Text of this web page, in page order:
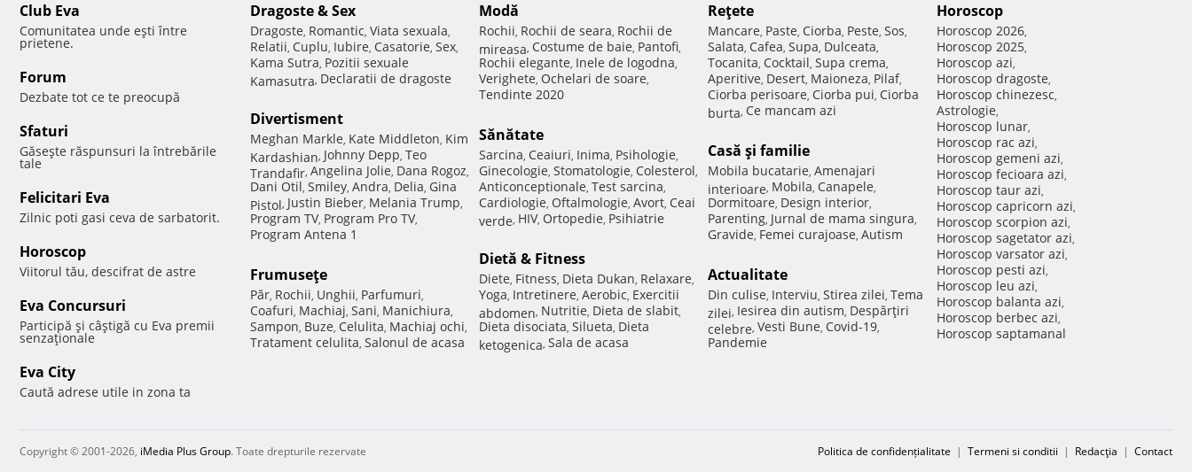
Club Eva
Comunitatea unde eşti între
prietene.
Forum
Dezbate tot ce te preocupă
Sfaturi
Găseşte răspunsuri la întrebările
tale
Felicitari Eva
Zilnic poti gasi ceva de sarbatorit.
Horoscop
Viitorul tău, descifrat de astre
Eva Concursuri
Participă şi câştigă cu Eva premii
senzaţionale
Eva City
Caută adrese utile in zona ta
Dragoste & Sex
Dragoste, Romantic, Viata sexuala,
Relatii, Cuplu, Iubire, Casatorie, Sex,
Kama Sutra, Pozitii sexuale
Kamasutra, Declaratii de dragoste
Divertisment
Meghan Markle, Kate Middleton, Kim
Kardashian, Johnny Depp, Teo
Trandafir, Angelina Jolie, Dana Rogoz,
Dani Otil, Smiley, Andra, Delia, Gina
Pistol, Justin Bieber, Melania Trump,
Program TV, Program Pro TV,
Program Antena 1
Frumuseţe
Păr, Rochii, Unghii, Parfumuri,
Coafuri, Machiaj, Sani, Manichiura,
Sampon, Buze, Celulita, Machiaj ochi,
Tratament celulita, Salonul de acasa
Modă
Rochii, Rochii de seara, Rochii de
mireasa, Costume de baie, Pantofi,
Rochii elegante, Inele de logodna,
Verighete, Ochelari de soare,
Tendinte 2020
Sănătate
Sarcina, Ceaiuri, Inima, Psihologie,
Ginecologie, Stomatologie, Colesterol,
Anticonceptionale, Test sarcina,
Cardiologie, Oftalmologie, Avort, Ceai
verde, HIV, Ortopedie, Psihiatrie
Dietă & Fitness
Diete, Fitness, Dieta Dukan, Relaxare,
Yoga, Intretinere, Aerobic, Exercitii
abdomen, Nutritie, Dieta de slabit,
Dieta disociata, Silueta, Dieta
ketogenica, Sala de acasa
Reţete
Mancare, Paste, Ciorba, Peste, Sos,
Salata, Cafea, Supa, Dulceata,
Tocanita, Cocktail, Supa crema,
Aperitive, Desert, Maioneza, Pilaf,
Ciorba perisoare, Ciorba pui, Ciorba
burta, Ce mancam azi
Casă şi familie
Mobila bucatarie, Amenajari
interioare, Mobila, Canapele,
Dormitoare, Design interior,
Parenting, Jurnal de mama singura,
Gravide, Femei curajoase, Autism
Actualitate
Din culise, Interviu, Stirea zilei, Tema
zilei, Iesirea din autism, Despărţiri
celebre, Vesti Bune, Covid-19,
Pandemie
Horoscop
Horoscop 2026,
Horoscop 2025,
Horoscop azi,
Horoscop dragoste,
Horoscop chinezesc,
Astrologie,
Horoscop lunar,
Horoscop rac azi,
Horoscop gemeni azi,
Horoscop fecioara azi,
Horoscop taur azi,
Horoscop capricorn azi,
Horoscop scorpion azi,
Horoscop sagetator azi,
Horoscop varsator azi,
Horoscop pesti azi,
Horoscop leu azi,
Horoscop balanta azi,
Horoscop berbec azi,
Horoscop saptamanal
Copyright © 2001-2026, iMedia Plus Group. Toate drepturile rezervate Politica de confidențialitate | Termeni si conditii | Redacţia | Contact